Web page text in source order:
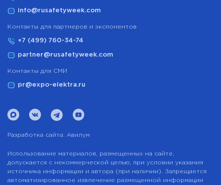
info@rusafetyweek.com
Контакты для партнеров и экспонентов
+7 (499) 760-34-74
partner@rusafetyweek.com
Контакты для СМИ
pr@expo-elektra.ru
Разработка сайта: Авилум
Использование материалов, размещенных на сайте,
допускается с некоммерческой целью, при условии указания
источника информации и автора (при наличии). Запрещается
автоматизированное извлечение размещенной информации